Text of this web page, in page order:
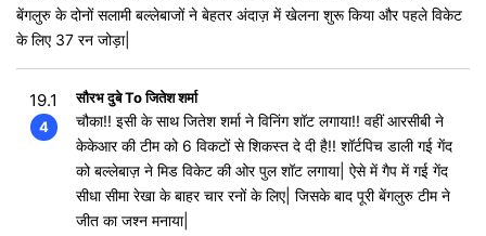
बेंगलुरु के दोनों सलामी बल्लेबाजों ने बेहतर अंदाज़ में खेलना शुरू किया और पहले विकेट
के लिए 37 रन जोड़ा|
19.1
4
सौरभ दुबे To जितेश शर्मा
चौका!! इसी के साथ जितेश शर्मा ने विनिंग शॉट लगाया!! वहीं आरसीबी ने
केकेआर की टीम को 6 विकटों से शिकस्त दे दी है!! शॉर्टपिच डाली गई गेंद
को बल्लेबाज़ ने मिड विकेट की ओर पुल शॉट लगाया| ऐसे में गैप में गई गेंद
सीधा सीमा रेखा के बाहर चार रनों के लिए| जिसके बाद पूरी बेंगलुरु टीम ने
जीत का जश्न मनाया|